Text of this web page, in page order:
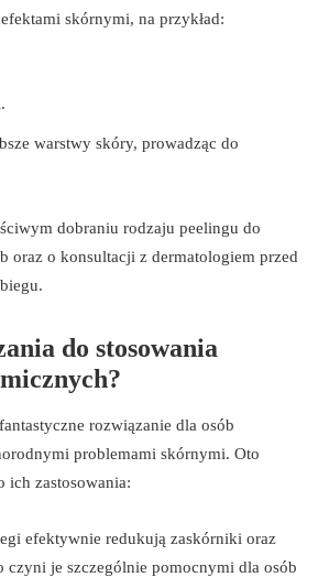
skórnymi, na przykład:
warstwy skóry, prowadząc do
dobraniu rodzaju peelingu do
oraz o konsultacji z dermatologiem przed
do stosowania
rozwiązanie dla osób
problemami skórnymi. Oto
ich zastosowania:
efektywnie redukują zaskórniki oraz
czyni je szczególnie pomocnymi dla osób